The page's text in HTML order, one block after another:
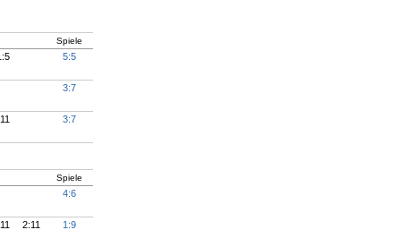
Spiele
5:5
3:7
3:7
Spiele
4:6
2:11 1:9